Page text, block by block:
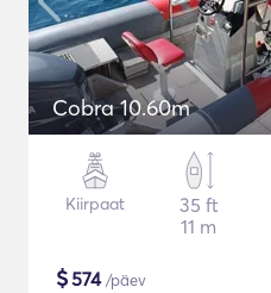
Cobra 10.60m
Kiirpaat
35 ft
11 m
$574/päev